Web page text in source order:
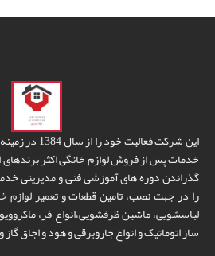
این شرکت
خدمات پس از فروش لوازم خانگی اکثر برندهای
گذراندن دوره های آموزشی فنی و مدیریتی
را در جهت نصب، تامین قطعات و تعمیر لوازم
لباسشویی، ماشین ظرفشویی،انواع فر،
ساز اتوماتیک و انواع جاروبرقی و هود و اجاق